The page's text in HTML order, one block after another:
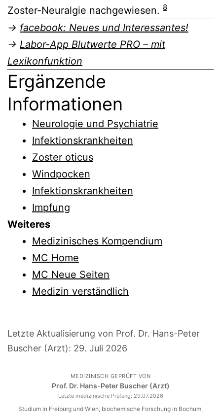
Zoster-Neuralgie nachgewiesen. 8
→ facebook: Neues und Interessantes!
→ Labor-App Blutwerte PRO – mit
Lexikonfunktion
Ergänzende
Informationen
Neurologie und Psychiatrie
Infektionskrankheiten
Zoster oticus
Windpocken
Infektionskrankheiten
Impfung
Weiteres
Medizinisches Kompendium
MC Home
MC Neue Seiten
Medizin verständlich
Letzte Aktualisierung von Prof. Dr. Hans-Peter
Buscher (Arzt): 29. Juli 2026
MEDIZINISCH GEPRÜFT VON
Prof. Dr. Hans-Peter Buscher (Arzt)
Letzte medizinische Prüfung: 29.07.2026
Studium in Freiburg und Wien, biochemische Forschung in Bochum,